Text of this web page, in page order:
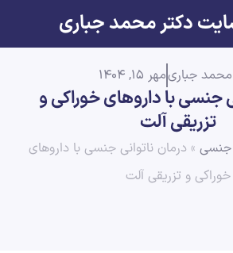
دکتر محمد جباری
محمد جباریمهر 15, 1404
جنسی با داروهای خوراکی و
تزریقی آلت
جنسی » درمان ناتوانی جنسی با داروهای
خوراکی و تزریقی آلت